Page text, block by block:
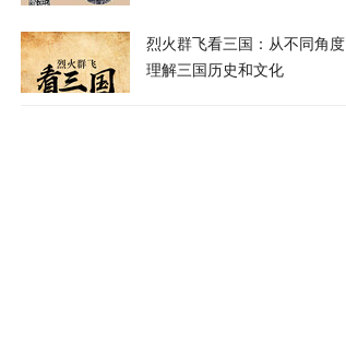
65
烈火群飞看三国：从不同角度
理解三国历史和文化